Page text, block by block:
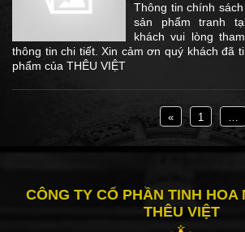
Thông tin chính
sản phẩm tranh
khách vui lòng
thông tin chi tiết. Xin cảm ơn quý khách đã
phẩm của THÊU VIỆT
« 1 …
CÔNG TY CỔ PHẦN TINH HOA
THÊU VIỆT